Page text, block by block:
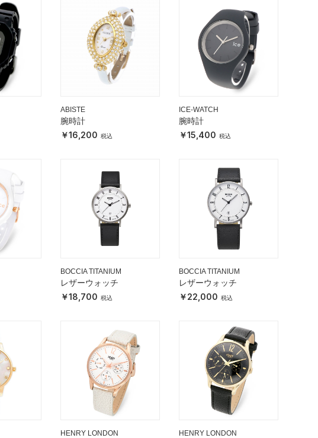
ABISTE
腕時計
16,200
ICE-WATCH
腕時計
15,400
BOCCIA TITANIUM
レザーウォッチ
18,700
BOCCIA TITANIUM
レザーウォッチ
22,000
HENRY LONDON HENRY LONDON